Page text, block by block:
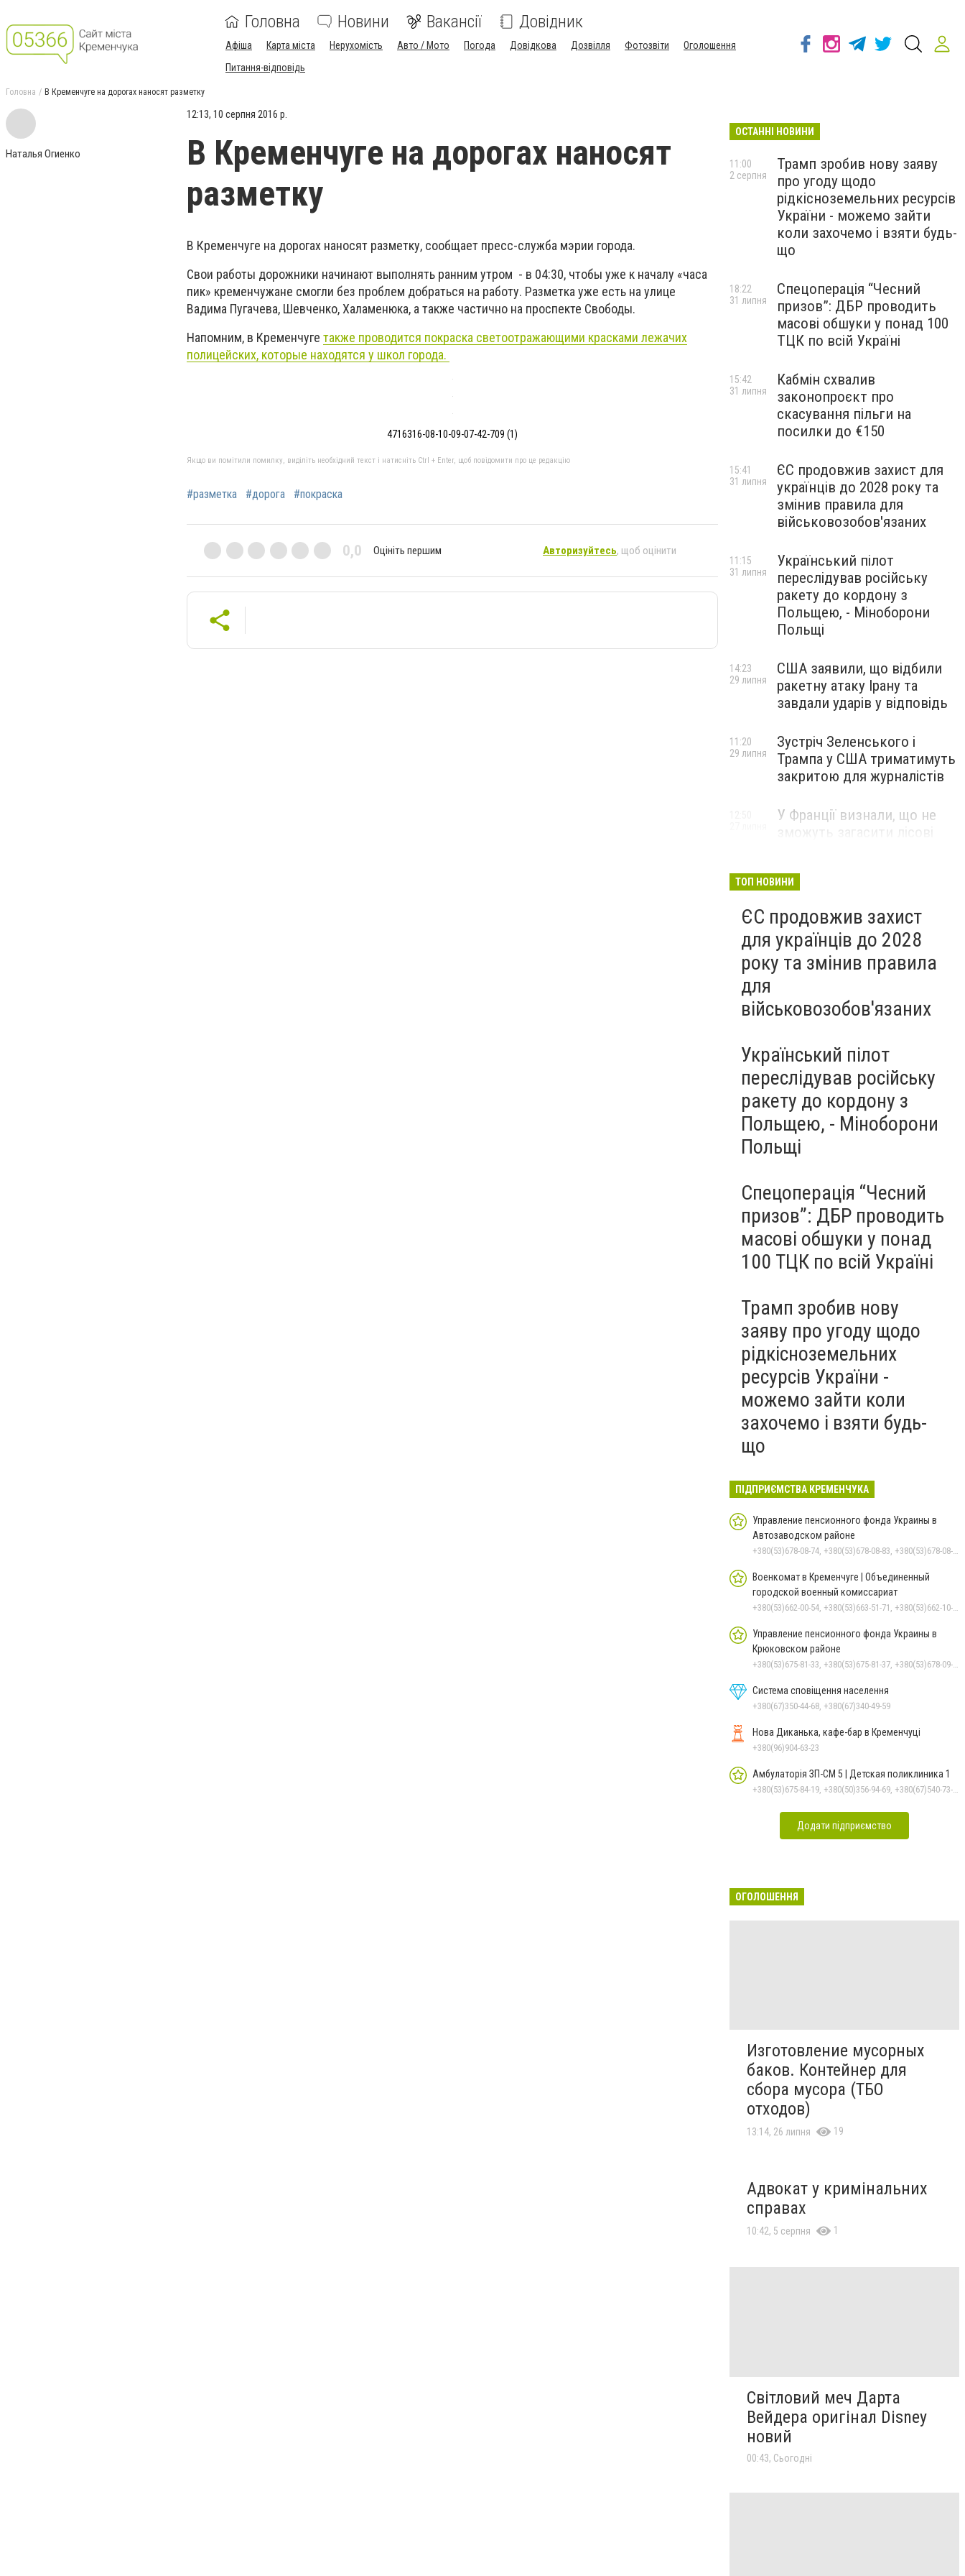
Головна Новини Вакансії Довідник
Афіша Карта міста Нерухомість Авто / Мото Погода Довідкова Дозвілля Фотозвіти
Оголошення
Питання-відповідь
Головна В Кременчуге на дорогах наносят разметку
Наталья Огиенко
12:13, 10 серпня 2016 р.
В Кременчуге на дорогах наносят
разметку
В Кременчуге на дорогах наносят разметку, сообщает пресс-служба мэрии города.
Свои работы дорожники начинают выполнять ранним утром - в 04:30, чтобы уже к началу «часа
пик» кременчужане смогли без проблем добраться на работу. Разметка уже есть на улице
Вадима Пугачева, Шевченко, Халаменюка, а также частично на проспекте Свободы.
Напомним, в Кременчуге также проводится покраска светоотражающими красками лежачих
полицейских, которые находятся у школ города.
4716316-08-10-09-07-42-709 (1)
Якщо ви помітили помилку, виділіть необхідний текст і натисніть Ctrl + Enter, щоб повідомити про це редакцію
#разметка #дорога #покраска
0,0 Оцініть першим Авторизуйтесь, щоб оцінити
ОСТАННІ НОВИНИ
Трамп зробив нову заяву
про угоду щодо
рідкісноземельних ресурсів
України - можемо зайти
коли захочемо і взяти будь-
що
11:00
2 серпня
Спецоперація “Чесний
призов”: ДБР проводить
масові обшуки у понад 100
ТЦК по всій Україні
18:22
31 липня
Кабмін схвалив
законопроєкт про
скасування пільги на
посилки до €150
15:42
31 липня
ЄС продовжив захист для
українців до 2028 року та
змінив правила для
військовозобов'язаних
15:41
31 липня
Український пілот
переслідував російську
ракету до кордону з
Польщею, - Міноборони
Польщі
11:15
31 липня
США заявили, що відбили
ракетну атаку Ірану та
завдали ударів у відповідь
14:23
29 липня
Зустріч Зеленського і
Трампа у США триматимуть
закритою для журналістів
11:20
29 липня
У Франції визнали, що не
ТОП НОВИНИ
ЄС продовжив захист
для українців до 2028
року та змінив правила
для
військовозобов'язаних
Український пілот
переслідував російську
ракету до кордону з
Польщею, - Міноборони
Польщі
Спецоперація “Чесний
призов”: ДБР проводить
масові обшуки у понад
100 ТЦК по всій Україні
Трамп зробив нову
заяву про угоду щодо
рідкісноземельних
ресурсів України -
можемо зайти коли
захочемо і взяти будь-
що
ПІДПРИЄМСТВА КРЕМЕНЧУКА
Управление пенсионного фонда Украины в
Автозаводском районе
+380(53)678-08-74, +380(53)678-08-83, +380(53)678-08-41, +380(53)678-08-86, +380(53)678-09-05
Военкомат в Кременчуге | Объединенный
городской военный комиссариат
+380(53)662-00-54, +380(53)663-51-71, +380(53)662-10-35
Управление пенсионного фонда Украины в
Крюковском районе
+380(53)675-81-33, +380(53)675-81-37, +380(53)678-09-01, +380(53)675-81-32, +380(53)675-81-40, +380(53)675-81-38, +380(53)675-81-31, +380(53)678-08-87
Система сповіщення населення
+380(67)350-44-68, +380(67)340-49-59
Нова Диканька, кафе-бар в Кременчуці
+380(96)904-63-23
Амбулаторія ЗП-СМ 5 | Детская поликлиника 1
+380(53)675-84-19, +380(50)356-94-69, +380(67)540-73-87
Додати підприємство
ОГОЛОШЕННЯ
Изготовление мусорных
баков. Контейнер для
сбора мусора (ТБО
отходов)
13:14, 26 липня 19
Адвокат у кримінальних
справах
10:42, 5 серпня 1
Світловий меч Дарта
Вейдера оригінал Disney
новий
00:43, Сьогодні